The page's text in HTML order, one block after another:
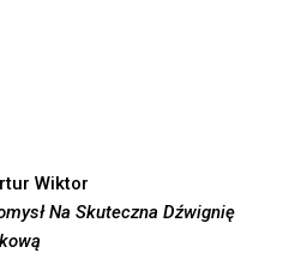
Wiktor
Na Skuteczna Dźwignię